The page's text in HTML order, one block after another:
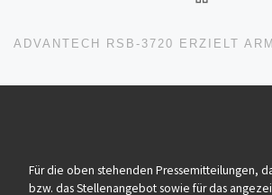
Für die oben stehenden Pressemitteilungen,
bzw. das Stellenangebot sowie für das